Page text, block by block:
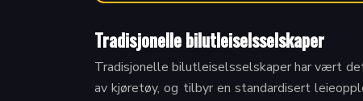
Tradisjonelle bilutleiselsselskaper
Tradisjonelle bilutleiselsselskaper har vært
av kjøretøy, og tilbyr en standardisert